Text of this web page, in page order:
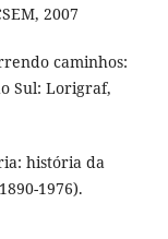
2007
caminhos:
Sul: Lorigraf,
história da
1976).